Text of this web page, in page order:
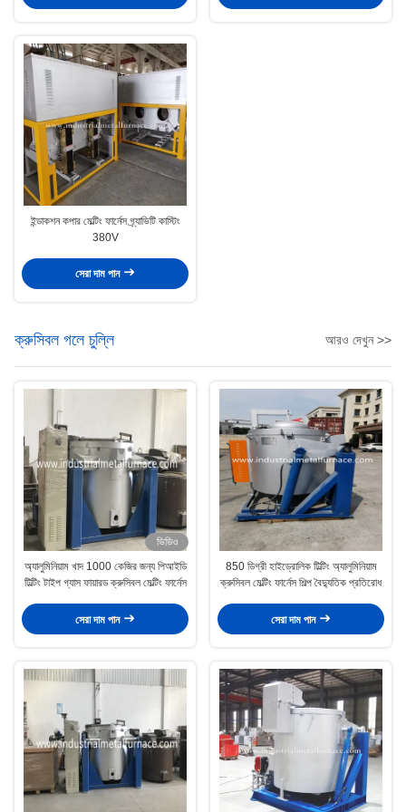
ইন্ডাকশন কপার মেল্টিং ফার্নেস গ্র্যাভিটি কাস্টিং
380V
সেরা দাম পান
ক্রুসিবল গলে চুল্লি আরও দেখুন >>
ভিডিও
অ্যালুমিনিয়াম খাদ 1000 কেজির জন্য পিআইডি
টিল্টিং টাইপ গ্যাস ফায়ারড ক্রুসিবল মেল্টিং ফার্নেস
সেরা দাম পান
850 ডিগ্রী হাইড্রোলিক টিল্টিং অ্যালুমিনিয়াম
ক্রুসিবল মেল্টিং ফার্নেস শিল্প বৈদ্যুতিক প্রতিরোধ
সেরা দাম পান